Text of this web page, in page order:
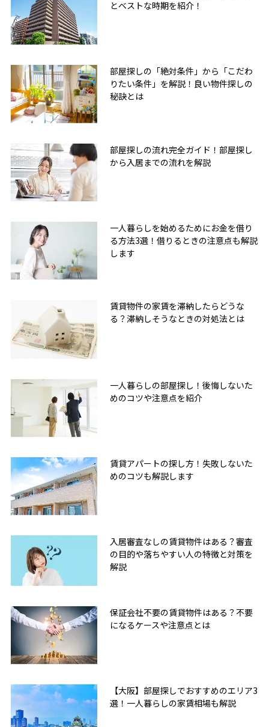
とベストな時期を紹介！
部屋探しの「絶対条件」から「こだわ
りたい条件」を解説！良い物件探しの
秘訣とは
部屋探しの流れ完全ガイド！部屋探し
から入居までの流れを解説
一人暮らしを始めるためにお金を借り
る方法3選！借りるときの注意点も解説
します
賃貸物件の家賃を滞納したらどうな
る？滞納しそうなときの対処法とは
一人暮らしの部屋探し！後悔しないた
めのコツや注意点を紹介
賃貸アパートの探し方！失敗しないた
めのコツも解説します
入居審査なしの賃貸物件はある？審査
の目的や落ちやすい人の特徴と対策を
解説
保証会社不要の賃貸物件はある？不要
になるケースや注意点とは
【大阪】部屋探しでおすすめのエリア3
選！一人暮らしの家賃相場も解説